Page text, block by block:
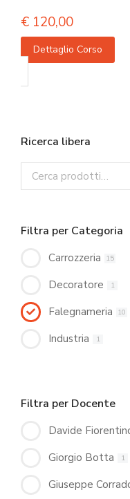
€ 120,00
Dettaglio Corso
Ricerca libera
Filtra per Categoria
Carrozzeria 15
Decoratore 1
Falegnameria 10
Industria 1
Filtra per Docente
Davide
Giorgio Botta 1
Giuseppe